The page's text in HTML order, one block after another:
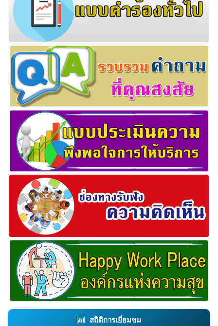
สถิติการเยี่ยมชม